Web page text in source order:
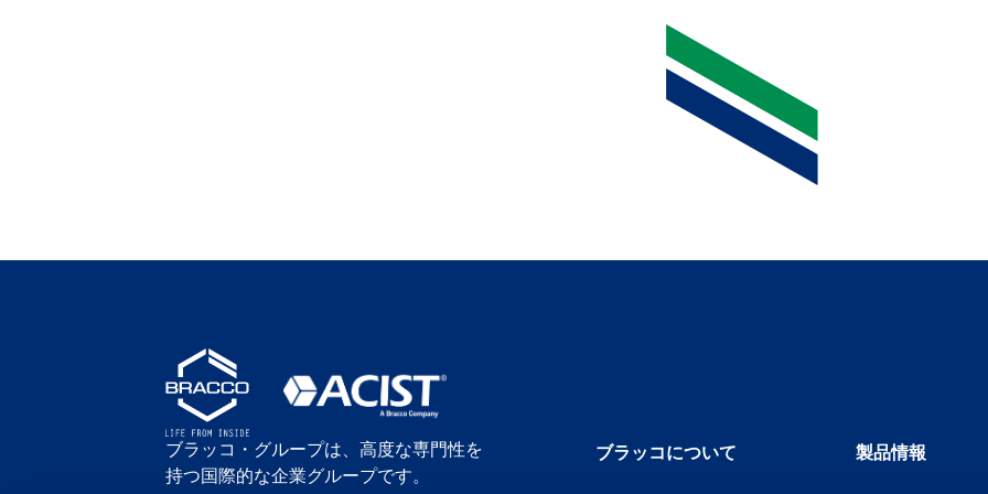
ブラッコ・グループは、高度な専門性を
持つ国際的な企業グループです。
ブラッコについて 製品情報